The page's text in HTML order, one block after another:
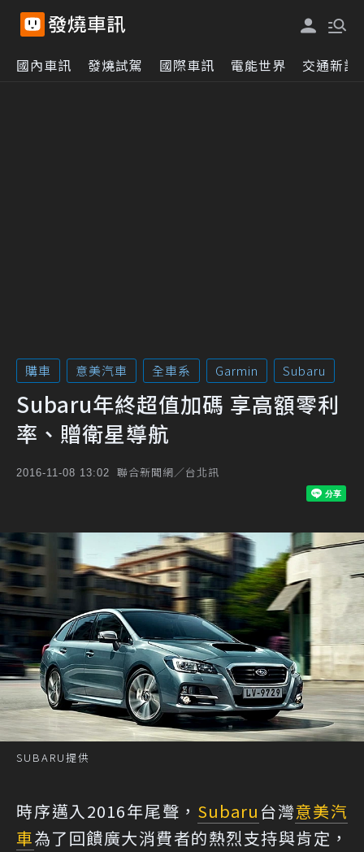
國內車訊 發燒試駕 國際車訊 電能世界 交通新訊
購車 意美汽車 全車系 Garmin Subaru
Subaru年終超值加碼 享高額零利
率、贈衛星導航
2016-11-08 13:02 聯合新聞網／台北訊
SUBARU提供
時序邁入2016年尾聲， Subaru 台灣意美汽
車為了回饋廣大消費者的熱烈支持與肯定，